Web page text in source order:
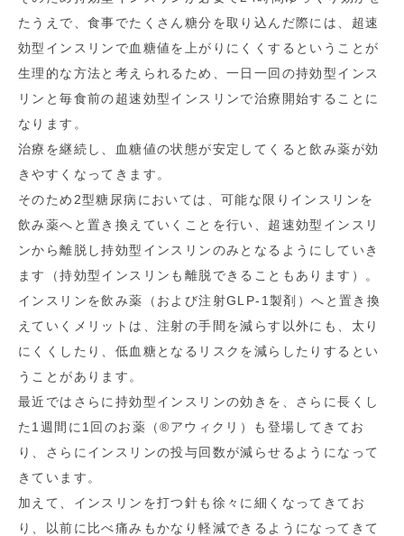
たうえで、食事でたくさん糖分を取り込んだ際には、超速
効型インスリンで血糖値を上がりにくくするということが
生理的な方法と考えられるため、一日一回の持効型インス
リンと毎食前の超速効型インスリンで治療開始することに
なります。
治療を継続し、血糖値の状態が安定してくると飲み薬が効
きやすくなってきます。
そのため2型糖尿病においては、可能な限りインスリンを
飲み薬へと置き換えていくことを行い、超速効型インスリ
ンから離脱し持効型インスリンのみとなるようにしていき
ます（持効型インスリンも離脱できることもあります）。
インスリンを飲み薬（および注射GLP-1製剤）へと置き換
えていくメリットは、注射の手間を減らす以外にも、太り
にくくしたり、低血糖となるリスクを減らしたりするとい
うことがあります。
最近ではさらに持効型インスリンの効きを、さらに長くし
た1週間に1回のお薬（®アウィクリ）も登場してきてお
り、さらにインスリンの投与回数が減らせるようになって
きています。
加えて、インスリンを打つ針も徐々に細くなってきてお
り、以前に比べ痛みもかなり軽減できるようになってきて